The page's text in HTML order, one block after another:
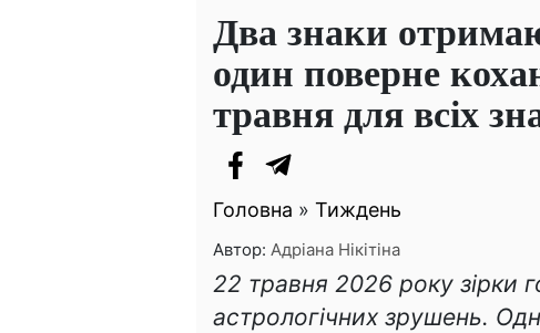
Два знаки
один поверне
травня для всіх
Головна » Тиждень
Автор: Адріана Нікітіна
22 травня 2026 року зірки
астрологічних зрушень.